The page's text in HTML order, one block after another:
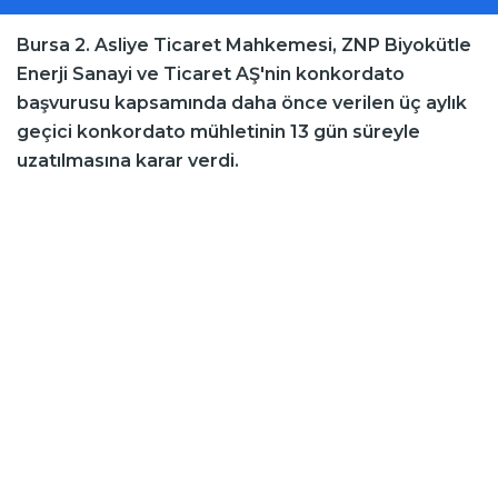
Bursa 2. Asliye Ticaret Mahkemesi, ZNP Biyokütle
Enerji Sanayi ve Ticaret AŞ'nin konkordato
başvurusu kapsamında daha önce verilen üç aylık
geçici konkordato mühletinin 13 gün süreyle
uzatılmasına karar verdi.